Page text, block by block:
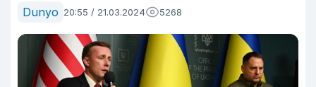
Dunyo 20:55 / 21.03.2024 5268